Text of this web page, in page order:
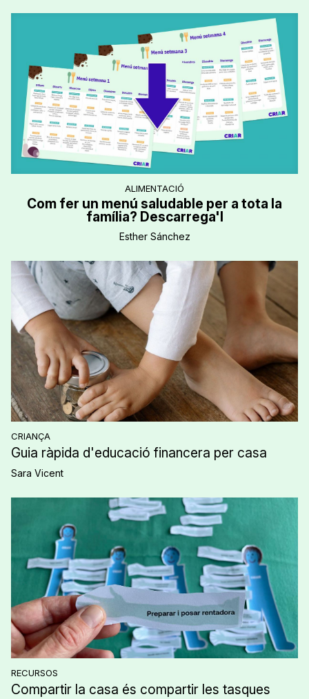
CRIANÇA
Guia ràpida d'educació financera per casa
Sara Vicent
RECURSOS
Compartir la casa és compartir les tasques
ALIMENTACIÓ
Com fer un menú saludable per a tota la
família? Descarrega'l
Esther Sánchez